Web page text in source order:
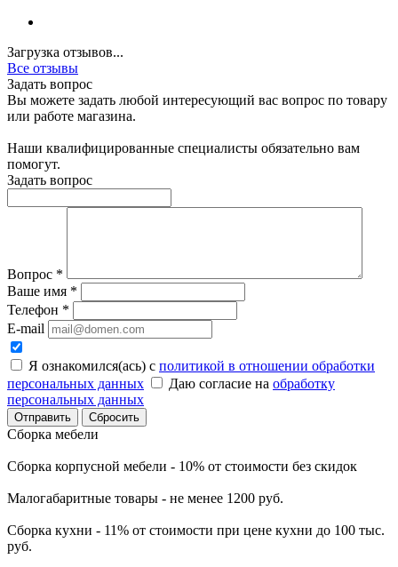
Загрузка отзывов...
Все отзывы
Задать вопрос
Вы можете задать любой интересующий вас вопрос по товару
или работе магазина.
Наши квалифицированные специалисты обязательно вам
помогут.
Задать вопрос
Вопрос *
Ваше имя *
Телефон *
E-mail
Я ознакомился(ась) с политикой в отношении обработки
персональных данных
Даю согласие на обработку
персональных данных
Сбросить
Сборка мебели
Сборка корпусной мебели - 10% от стоимости без скидок
Малогабаритные товары - не менее 1200 руб.
Сборка кухни - 11% от стоимости при цене кухни до 100 тыс.
руб.